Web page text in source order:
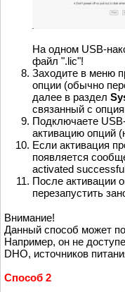
На одном USB-
файл ".lic"!
Заходите в меню
опции (обычно
далее в раздел
связанный с
Подключаете
активацию опций
Если активация
появляется
activated
После активации
перезапустить
Внимание!
Данный способ может
Например, он не
DHO, источников
Способ 2